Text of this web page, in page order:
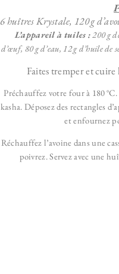
6 huîtres Krystale, 120 g
L’appareil à tuiles :200 g
d’œuf, 80 g d’eau, 12 g d’huile de
Faites tremper et cuire
Préchauffez votre four à 180
kasha. Déposez des rectangles
et enfournez
Réchauffez l’avoine dans une
poivrez.Servez avec une